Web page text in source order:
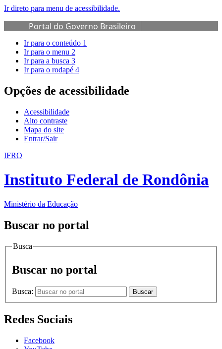
Ir direto para menu de acessibilidade.
Portal do Governo Brasileiro
Ir para o conteúdo 1
Ir para o menu 2
Ir para a busca 3
Ir para o rodapé 4
Opções de acessibilidade
Acessibilidade
Alto contraste
Mapa do site
Entrar/Sair
IFRO
Instituto Federal de Rondônia
Ministério da Educação
Buscar no portal
Busca
Buscar no portal
Busca: Buscar
Redes Sociais
Facebook